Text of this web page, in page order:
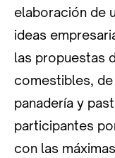
elaboración de
ideas
las propuestas
comestibles,
panadería y
participantes
con las